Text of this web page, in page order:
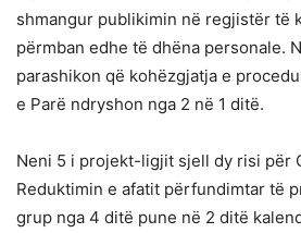
shmangur publikimin në regjistër të
përmban edhe të dhëna personale.
parashikon që kohëzgjatja e
e Parë ndryshon nga 2 në 1 ditë.
Neni 5 i projekt-ligjit sjell dy risi për
Reduktimin e afatit përfundimtar të
grup nga 4 ditë pune në 2 ditë